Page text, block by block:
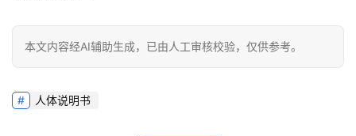
本文内容经AI辅助生成，已由人工审核校验，仅供参考。
人体说明书